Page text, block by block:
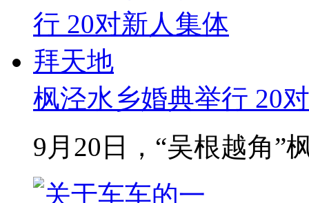
枫泾水乡婚典举行 20
9月20日，“吴根越角”